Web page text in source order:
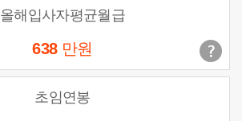
올해입사자평균월급
638 만원
초임연봉